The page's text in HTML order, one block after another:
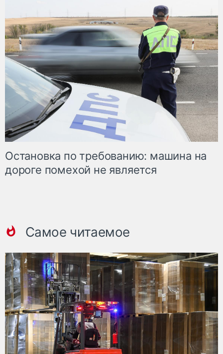
Остановка по требованию: машина на
дороге помехой не является
Самое читаемое